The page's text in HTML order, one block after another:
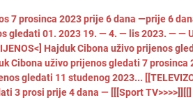
7 prosinca 2023 prije 6 dana —prije 6
gledati 01. 2023 19. — 4. — lis 2023. — —
Hajduk Cibona uživo prijenos
Cibona uživo prijenos gledati 7 prosinca
gledati 11 studenog 2023...
3 prosi prije 4 dana — [[[Sport